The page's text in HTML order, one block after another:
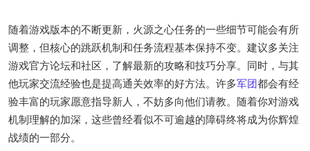
随着游戏版本的不断更新，火源之心任务的一些细节可能会有所
调整，但核心的跳跃机制和任务流程基本保持不变。建议多关注
游戏官方论坛和社区，了解最新的攻略和技巧分享。同时，与其
他玩家交流经验也是提高通关效率的好方法。许多军团都会有经
验丰富的玩家愿意指导新人，不妨多向他们请教。随着你对游戏
机制理解的加深，这些曾经看似不可逾越的障碍终将成为你辉煌
战绩的一部分。